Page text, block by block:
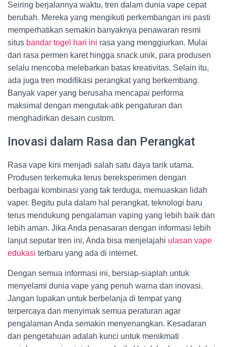
Seiring berjalannya waktu, tren dalam dunia vape cepat
berubah. Mereka yang mengikuti perkembangan ini pasti
memperhatikan semakin banyaknya penawaran resmi
situs bandar togel hari ini rasa yang menggiurkan. Mulai
dari rasa permen karet hingga snack unik, para produsen
selalu mencoba melebarkan batas kreativitas. Selain itu,
ada juga tren modifikasi perangkat yang berkembang.
Banyak vaper yang berusaha mencapai performa
maksimal dengan mengutak-atik pengaturan dan
menghadirkan desain custom.
Inovasi dalam Rasa dan Perangkat
Rasa vape kini menjadi salah satu daya tarik utama.
Produsen terkemuka terus bereksperimen dengan
berbagai kombinasi yang tak terduga, memuaskan lidah
vaper. Begitu pula dalam hal perangkat, teknologi baru
terus mendukung pengalaman vaping yang lebih baik dan
lebih aman. Jika Anda penasaran dengan informasi lebih
lanjut seputar tren ini, Anda bisa menjelajahi ulasan vape
edukasi terbaru yang ada di internet.
Dengan semua informasi ini, bersiap-siaplah untuk
menyelami dunia vape yang penuh warna dan inovasi.
Jangan lupakan untuk berbelanja di tempat yang
terpercaya dan menyimak semua peraturan agar
pengalaman Anda semakin menyenangkan. Kesadaran
dan pengetahuan adalah kunci untuk menikmati